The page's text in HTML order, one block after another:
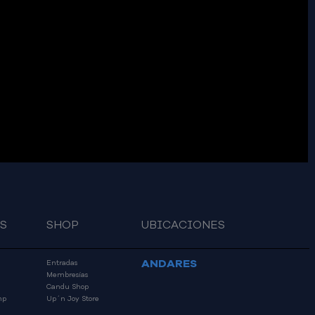
SHOP
Entradas
Membresías
Candu Shop
Up´n Joy Store
UBICACIONES
ANDARES